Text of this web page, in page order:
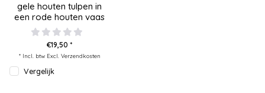
gele houten tulpen in
een rode houten vaas
€19,50 *
* Incl. btw Excl. Verzendkosten
Vergelijk